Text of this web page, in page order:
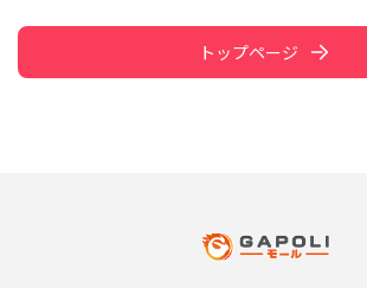
トップページ